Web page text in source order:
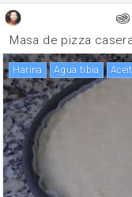
Masa de pizza
harina Agua tibia